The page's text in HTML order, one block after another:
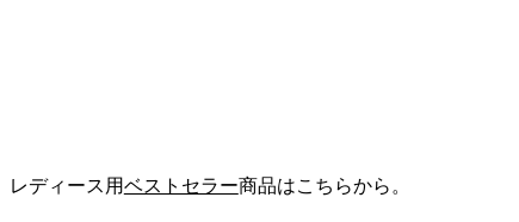
レディース用ベストセラー商品はこちらから。